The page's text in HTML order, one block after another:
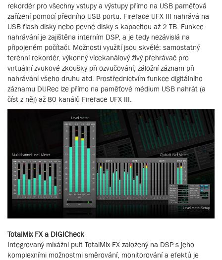
rekordér pro všechny vstupy a výstupy přímo na USB paměťová
zařízení pomocí předního USB portu. Fireface UFX III nahrává na
USB flash disky nebo pevné disky s kapacitou až 2 TB. Funkce
nahrávání je zajištěna interním DSP, a je tedy nezávislá na
připojeném počítači. Možnosti využití jsou skvělé: samostatný
terénní rekordér, výkonný vícekanálový živý přehrávač pro
virtuální zvukové zkoušky při ozvučování, záložní záznam při
nahrávání všeho druhu atd. Prostřednictvím funkce digitálního
záznamu DURec lze přímo na paměťové médium USB nahrát (a
číst z něj) až 80 kanálů Fireface UFX III.
TotalMix FX a DIGICheck
Integrovaný mixážní pult TotalMix FX založený na DSP s jeho
komplexními možnostmi směrování, monitorování a efektů je